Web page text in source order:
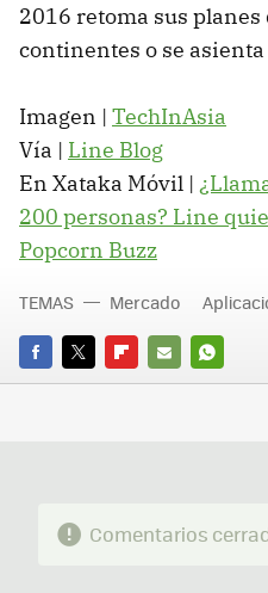
2016 retoma sus
continentes o se asienta
Imagen | TechInAsia
Vía | Line Blog
En Xataka Móvil |
200 personas? Line
Popcorn Buzz
FACEBOOK
TWITTERFLIPBOARD
E-
TEMAS Mercado
Comentarios